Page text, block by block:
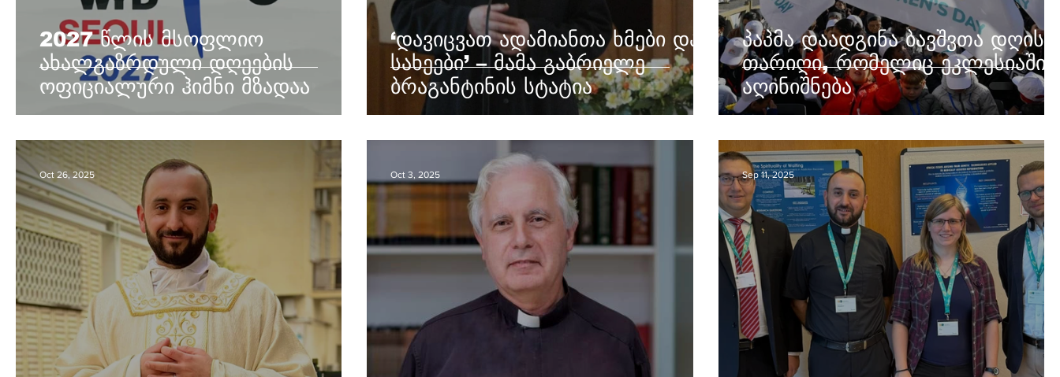
2027 წლის მსოფლიო
ახალგაზრდული დღეების
ოფიციალური ჰიმნი მზადაა
‘დავიცვათ ადამიანთა ხმები და
სახეები’ – მამა გაბრიელე
ბრაგანტინის სტატია
პაპმა დაადგინა ბავშვთა დღის
თარიღი, რომელიც ეკლესიაში
აღინიშნება
Oct 26, 2025 Oct 3, 2025 Sep 11, 2025